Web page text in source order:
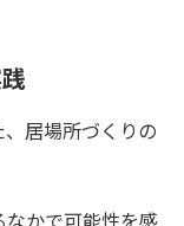
、居場所づくりの